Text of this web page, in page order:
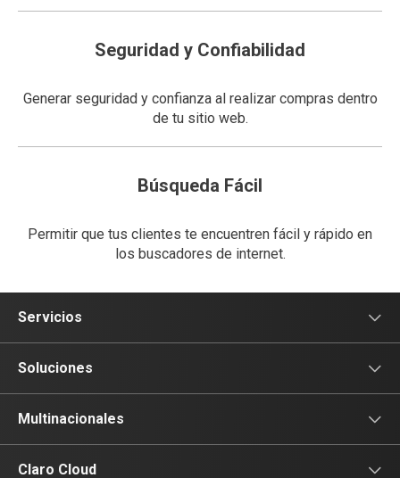
Seguridad y Confiabilidad
Generar seguridad y confianza al realizar compras dentro
de tu sitio web.
Búsqueda Fácil
Permitir que tus clientes te encuentren fácil y rápido en
los buscadores de internet.
Servicios
Voz
Tv
Conectividad
Soluciones
Comunicación
Conectividad
Multinacionales
Multinacionales
Claro Cloud